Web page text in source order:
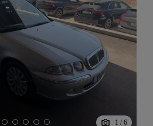
1 / 6